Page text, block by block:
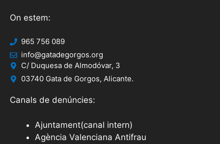
On estem:
965 756 089
info@gatadegorgos.org
C/ Duquesa de Almodóvar, 3
03740 Gata de Gorgos, Alicante.
Canals de denúncies:
Ajuntament(canal intern)
Agència Valenciana Antifrau